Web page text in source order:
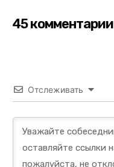
45 комментарии
Отслеживать